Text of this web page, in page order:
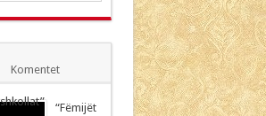
Komentet
“Fëmijët